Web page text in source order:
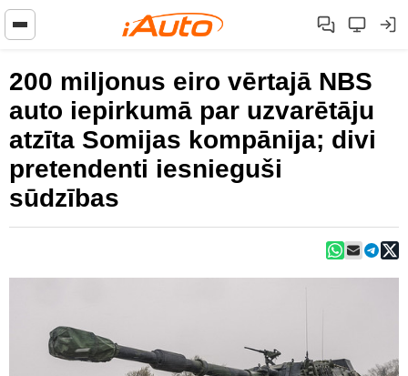
200 miljonus eiro vērtajā NBS
auto iepirkumā par uzvarētāju
atzīta Somijas kompānija; divi
pretendenti iesnieguši
sūdzības